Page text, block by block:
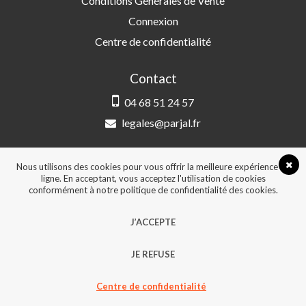
Connexion
Centre de confidentialité
Contact
04 68 51 24 57
legales@parjal.fr
3 Rue Saint-Amand, 66000 Perpignan
© 2026, Tous droits réservés - Design &
Nous utilisons des cookies pour vous offrir la meilleure expérience en
ligne. En acceptant, vous acceptez l'utilisation de cookies
conformément à notre politique de confidentialité des cookies.
J’ACCEPTE
JE REFUSE
Centre de confidentialité